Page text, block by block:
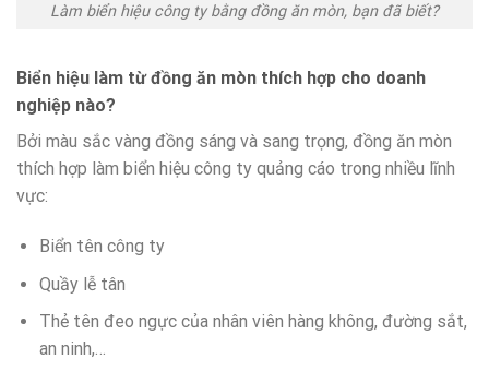
Làm biển hiệu công ty bằng đồng ăn mòn, bạn đã biết?
Biển hiệu làm từ đồng ăn mòn thích hợp cho doanh
nghiệp nào?
Bởi màu sắc vàng đồng sáng và sang trọng, đồng ăn mòn
thích hợp làm biển hiệu công ty quảng cáo trong nhiều lĩnh
vực:
Biển tên công ty
Quầy lễ tân
Thẻ tên đeo ngực của nhân viên hàng không, đường sắt,
an ninh,…